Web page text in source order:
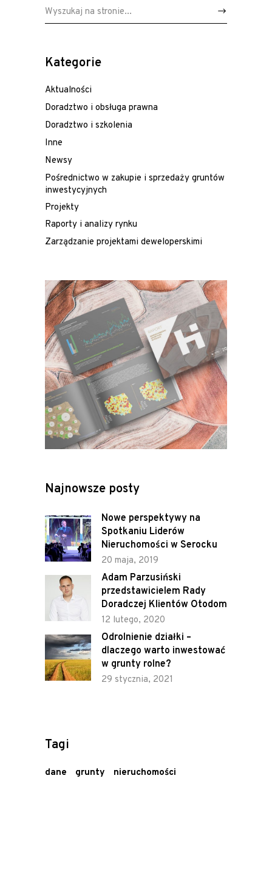
Wyszukaj:
Kategorie
Aktualności
Doradztwo i obsługa prawna
Doradztwo i szkolenia
Inne
Newsy
Pośrednictwo w zakupie i sprzedaży gruntów
inwestycyjnych
Projekty
Raporty i analizy rynku
Zarządzanie projektami deweloperskimi
Najnowsze posty
Nowe perspektywy na
Spotkaniu Liderów
Nieruchomości w Serocku
20 maja, 2019
Adam Parzusiński
przedstawicielem Rady
Doradczej Klientów Otodom
12 lutego, 2020
Odrolnienie działki –
dlaczego warto inwestować
w grunty rolne?
29 stycznia, 2021
Tagi
dane grunty nieruchomości